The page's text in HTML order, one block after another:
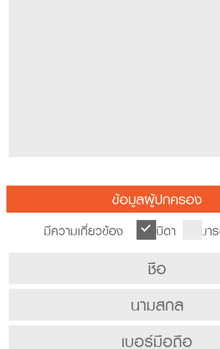
ข้อมูลผู้ปกครอง
มีความเกี่ยวข้อง บิดา มา